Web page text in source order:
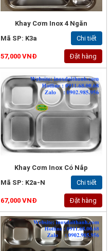
Khay Cơm Inox 4 Ngăn
Mã SP: K3a
Chi tiết
57,000 VNĐ Đặt hàng
Khay Cơm Inox Có Nắp
Mã SP: K2a-N
Chi tiết
67,000 VNĐ Đặt hàng